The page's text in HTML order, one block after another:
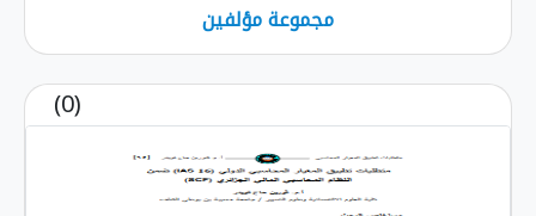
مجموعة مؤلفين